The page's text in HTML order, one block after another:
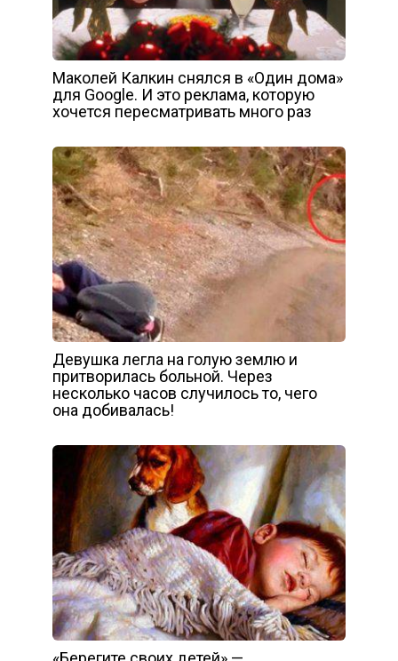
Маколей Калкин снялся в «Один дома»
для Google. И это реклама, которую
хочется пересматривать много раз
Девушка легла на голую землю и
притворилась больной. Через
несколько часов случилось то, чего
она добивалась!